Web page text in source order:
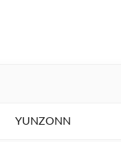
YUNZONN